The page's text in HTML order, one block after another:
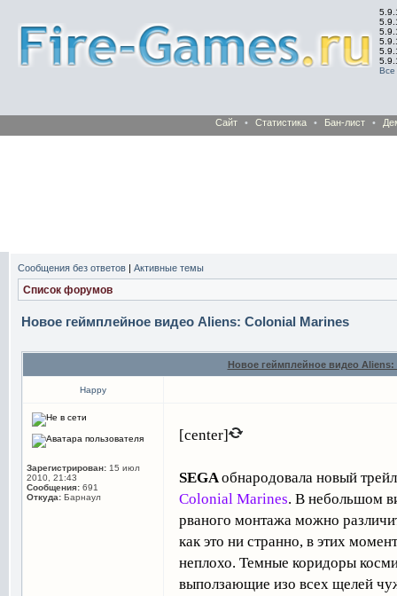
Все
Сайт • Статистика • Бан-лист •
Сообщения без ответов | Активные темы
Список форумов
Новое геймплейное видео Aliens: Colonial Marines
Новое геймплейное видео Aliens:
Happy
Зарегистрирован: 15 июл
2010, 21:43
Сообщения: 691
Откуда: Барнаул
[center]
SEGAобнародовала новый
Colonial Marines. В небольшом
рваного монтажа можно
как это ни странно, в этих
неплохо. Темные коридоры
выползающие изо всех щелей